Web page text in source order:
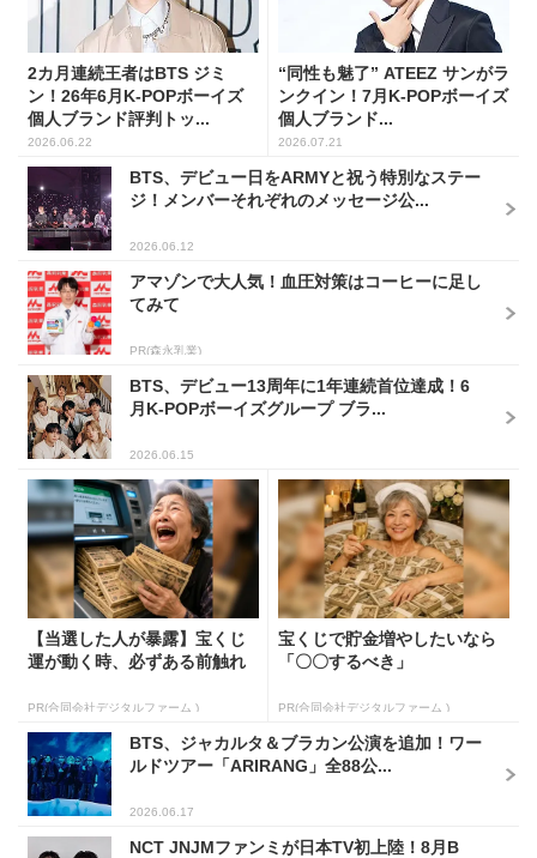
2カ月連続王者はBTS ジミ
ン！26年6月K-POPボーイズ
個人ブランド評判トッ...
2026.06.22
“同性も魅了” ATEEZ サンがラ
ンクイン！7月K-POPボーイズ
個人ブランド...
2026.07.21
BTS、デビュー日をARMYと祝う特別なステー
ジ！メンバーそれぞれのメッセージ公...
2026.06.12
アマゾンで大人気！血圧対策はコーヒーに足し
てみて
PR(森永乳業)
BTS、デビュー13周年に1年連続首位達成！6
月K-POPボーイズグループ ブラ...
2026.06.15
【当選した人が暴露】宝くじ
運が動く時、必ずある前触れ
PR(合同会社デジタルファーム )
宝くじで貯金増やしたいなら
「〇〇するべき」
PR(合同会社デジタルファーム )
BTS、ジャカルタ＆ブラカン公演を追加！ワー
ルドツアー「ARIRANG」全88公...
2026.06.17
NCT JNJMファンミが日本TV初上陸！8月B